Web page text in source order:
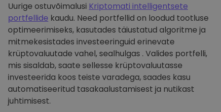
Uurige ostuvõimalusi Kriptomati intelligentsete
portfellide kaudu. Need portfellid on loodud tootluse
optimeerimiseks, kasutades täiustatud algoritme ja
mitmekesistades investeeringuid erinevate
krüptovaluutade vahel, sealhulgas . Valides portfelli,
mis sisaldab, saate sellesse krüptovaluutasse
investeerida koos teiste varadega, saades kasu
automatiseeritud tasakaalustamisest ja nutikast
juhtimisest.